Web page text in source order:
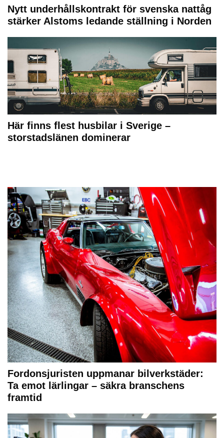
Nytt underhållskontrakt för svenska nattåg
stärker Alstoms ledande ställning i Norden
Här finns flest husbilar i Sverige –
storstadslänen dominerar
Fordonsjuristen uppmanar bilverkstäder:
Ta emot lärlingar – säkra branschens
framtid